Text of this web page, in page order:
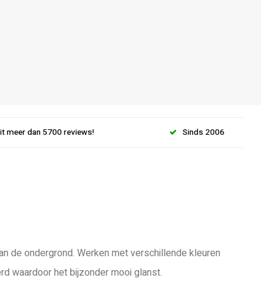
meer dan 5700 reviews! Sinds 2006
de ondergrond. Werken met verschillende kleuren
waardoor het bijzonder mooi glanst.